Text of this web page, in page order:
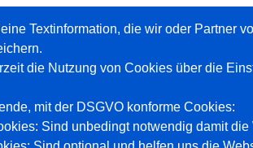
Textinformation, die wir oder Partner
die Nutzung von Cookies über die
mit der DSGVO konforme Cookies:
Sind unbedingt notwendig damit